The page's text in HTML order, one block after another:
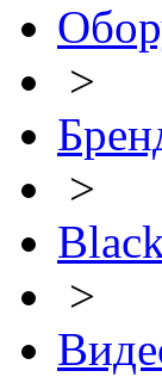
>
>
>